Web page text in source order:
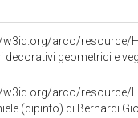
w3id.org/arco/resource/
decorativi geometrici e
w3id.org/arco/resource/
(dipinto) di Bernardi